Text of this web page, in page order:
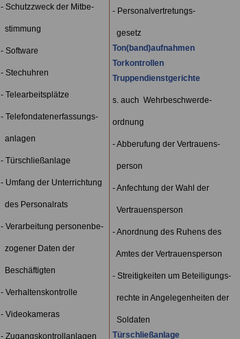
- Schutzzweck der Mitbe-
stimmung
- Software
- Stechuhren
- Telearbeitsplätze
- Telefondatenerfassungs-
anlagen
- Türschließanlage
- Umfang der Unterrichtung
des Personalrats
- Verarbeitung personenbe-
zogener Daten der
Beschäftigten
- Verhaltenskontrolle
- Videokameras
- Zugangskontrollanlagen
- Personalvertretungs-
gesetz
Ton(band)aufnahmen
Torkontrollen
Truppendienstgerichte
s. auch Wehrbeschwerde-
ordnung
- Abberufung der Vertrauens-
person
- Anfechtung der Wahl der
Vertrauensperson
- Anordnung des Ruhens des
Amtes der Vertrauensperson
- Streitigkeiten um Beteiligungs-
rechte in Angelegenheiten der
Soldaten
Türschließanlage